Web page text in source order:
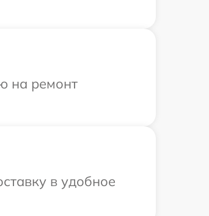
на ремонт
в удобное